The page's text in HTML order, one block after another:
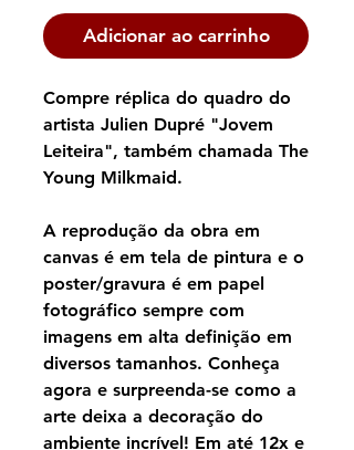
Adicionar ao carrinho
Compre réplica do quadro do
artista Julien Dupré "Jovem
Leiteira", também chamada The
Young Milkmaid.
A reprodução da obra em
canvas é em tela de pintura e o
poster/gravura é em papel
fotográfico sempre com
imagens em alta definição em
diversos tamanhos. Conheça
agora e surpreenda-se como a
arte deixa a decoração do
ambiente incrível! Em até 12x e